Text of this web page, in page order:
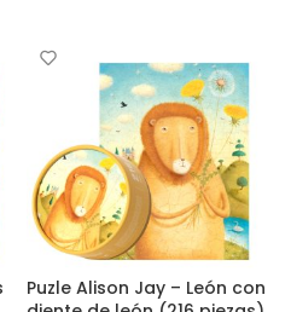
Puzle Alison Jay – León con